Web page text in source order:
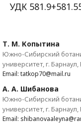
УДК
Т. М. Копытина
Южно-Сибирский
университет, г. Барнаул,
Email: tatkop70@mail.ru
А. А. Шибанова
Южно-Сибирский
университет, г. Барнаул,
Email: